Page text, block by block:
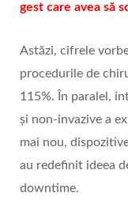
gest care avea să
Astăzi, cifrele
procedurile de
115%. În paralel,
și non-invazive a
mai nou,
au redefinit ideea
downtime.